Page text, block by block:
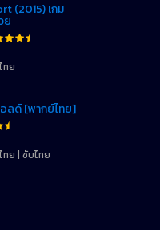
(2015) เกม
ย
ทย
อลด์ [พากย์ไทย]
ทย | ซับไทย